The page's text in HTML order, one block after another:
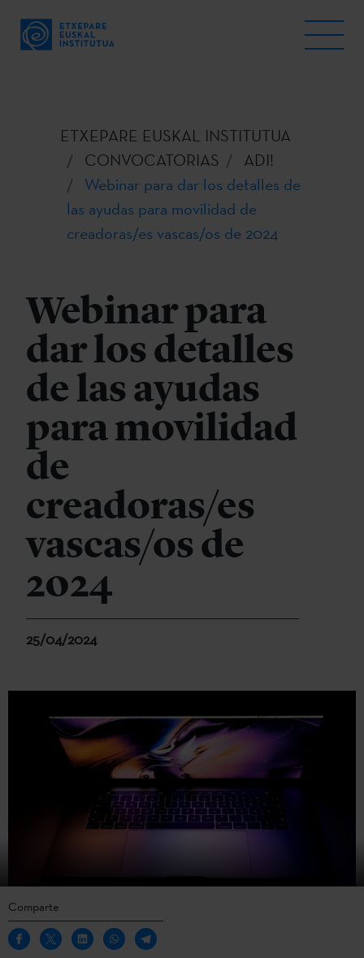
ETXEPARE EUSKAL INSTITUTUA
CONVOCATORIAS
ADI!
Webinar para dar los detalles de
las ayudas para movilidad de
creadoras/es vascas/os de 2024
Webinar para
dar los detalles
de las ayudas
para movilidad
de
creadoras/es
vascas/os de
2024
25/04/2024
Comparte